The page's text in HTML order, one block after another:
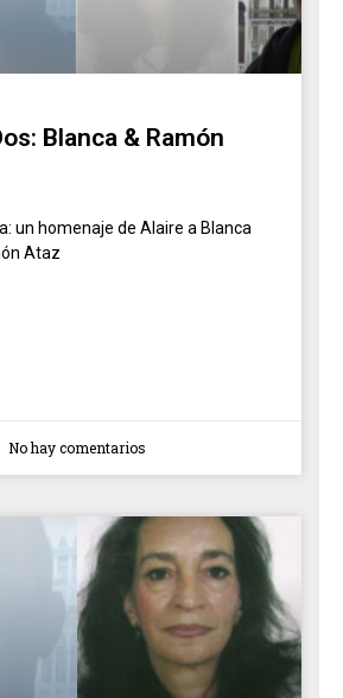
Blanca & Ramón
un homenaje de Alaire a Blanca
Ataz
No hay comentarios